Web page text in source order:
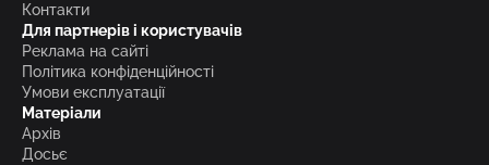
Контакти
Для партнерів і користувачів
Реклама на сайті
Політика конфіденційності
Умови експлуатації
Матеріали
Архів
Досьє